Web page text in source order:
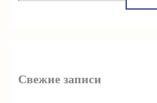
Свежие записи